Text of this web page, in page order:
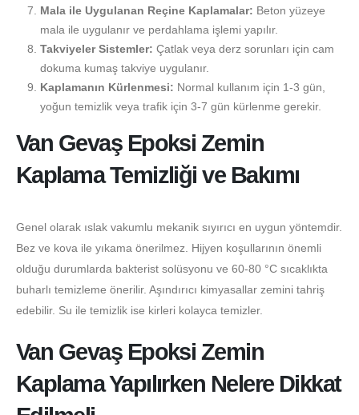
Mala ile Uygulanan Reçine Kaplamalar: Beton yüzeye
mala ile uygulanır ve perdahlama işlemi yapılır.
Takviyeler Sistemler: Çatlak veya derz sorunları için cam
dokuma kumaş takviye uygulanır.
Kaplamanın Kürlenmesi: Normal kullanım için 1-3 gün,
yoğun temizlik veya trafik için 3-7 gün kürlenme gerekir.
Van Gevaş Epoksi Zemin
Kaplama Temizliği ve Bakımı
Genel olarak ıslak vakumlu mekanik sıyırıcı en uygun yöntemdir.
Bez ve kova ile yıkama önerilmez. Hijyen koşullarının önemli
olduğu durumlarda bakterist solüsyonu ve 60-80 °C sıcaklıkta
buharlı temizleme önerilir. Aşındırıcı kimyasallar zemini tahriş
edebilir. Su ile temizlik ise kirleri kolayca temizler.
Van Gevaş Epoksi Zemin
Kaplama Yapılırken Nelere Dikkat